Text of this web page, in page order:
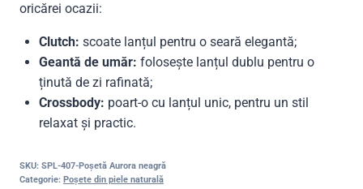
oricărei ocazii:
Clutch: scoate lanțul pentru o seară elegantă;
Geantă de umăr: folosește lanțul dublu pentru o
ținută de zi rafinată;
Crossbody: poart-o cu lanțul unic, pentru un stil
relaxat și practic.
SKU: SPL-407-Poșetă Aurora neagră
Categorie: Poșete din piele naturală